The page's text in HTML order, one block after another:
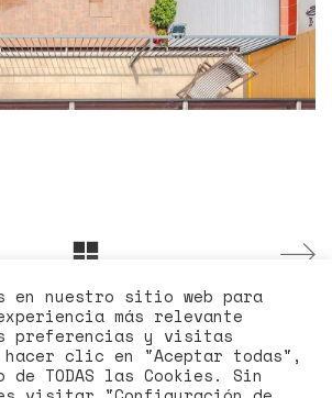
Twitter X
en nuestro sitio web para
más relevante
preferencias y visitas
clic en "Aceptar todas",
TODAS las Cookies. Sin